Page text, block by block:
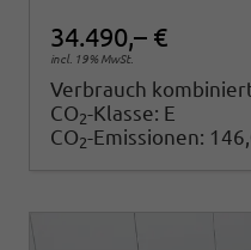
34.490,– €
incl. 19% MwSt.
Verbrauch
CO2-Klasse: E
CO2-Emissionen: